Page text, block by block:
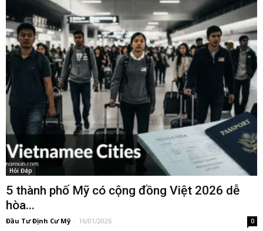
Hỏi Đáp
5 thành phố Mỹ có cộng đồng Việt 2026 dễ
hòa...
Đầu Tư Định Cư Mỹ - 16/01/2026 0